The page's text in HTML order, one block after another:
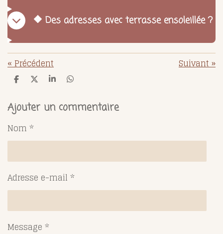
🔶 Des adresses avec terrasse ensoleillée ?
«Précédent Suivant»
P
t
a
e
r
P
t
a
r
P
t
a
r
P
t
a
r
Ajouter un commentaire
Nom *
Adresse e-mail *
Message *